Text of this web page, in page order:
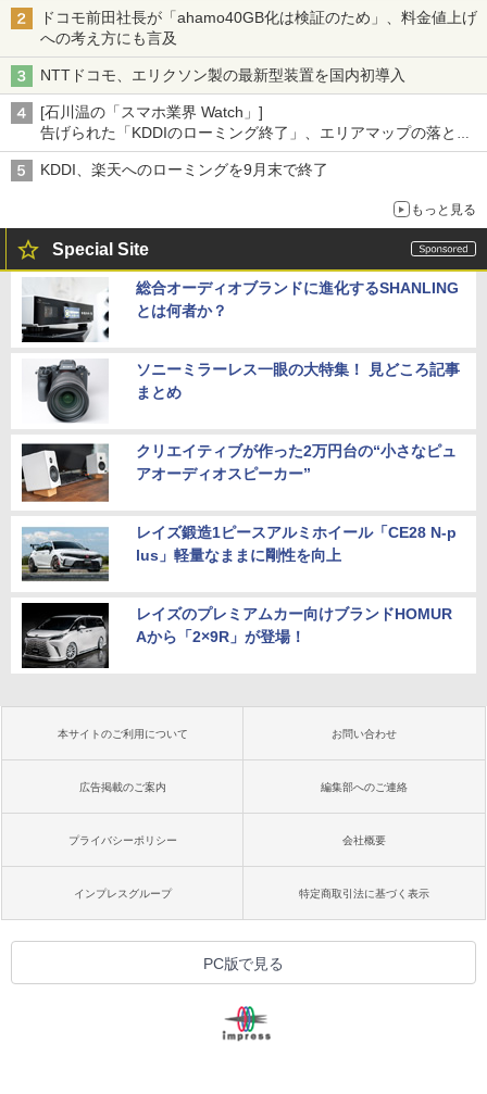
ドコモ前田社長が「ahamo40GB化は検証のため」、料金値上げ
への考え方にも言及
NTTドコモ、エリクソン製の最新型装置を国内初導入
[石川温の「スマホ業界 Watch」]
告げられた「KDDIのローミング終了」、エリアマップの落とし
穴と楽天モバイルの課題
KDDI、楽天へのローミングを9月末で終了
もっと見る
Special Site
総合オーディオブランドに進化するSHANLING
とは何者か？
ソニーミラーレス一眼の大特集！ 見どころ記事
まとめ
クリエイティブが作った2万円台の“小さなピュ
アオーディオスピーカー”
レイズ鍛造1ピースアルミホイール「CE28 N-p
lus」軽量なままに剛性を向上
レイズのプレミアムカー向けブランドHOMUR
Aから「2×9R」が登場！
本サイトのご利用について お問い合わせ
広告掲載のご案内 編集部へのご連絡
プライバシーポリシー 会社概要
インプレスグループ 特定商取引法に基づく表示
PC版で見る